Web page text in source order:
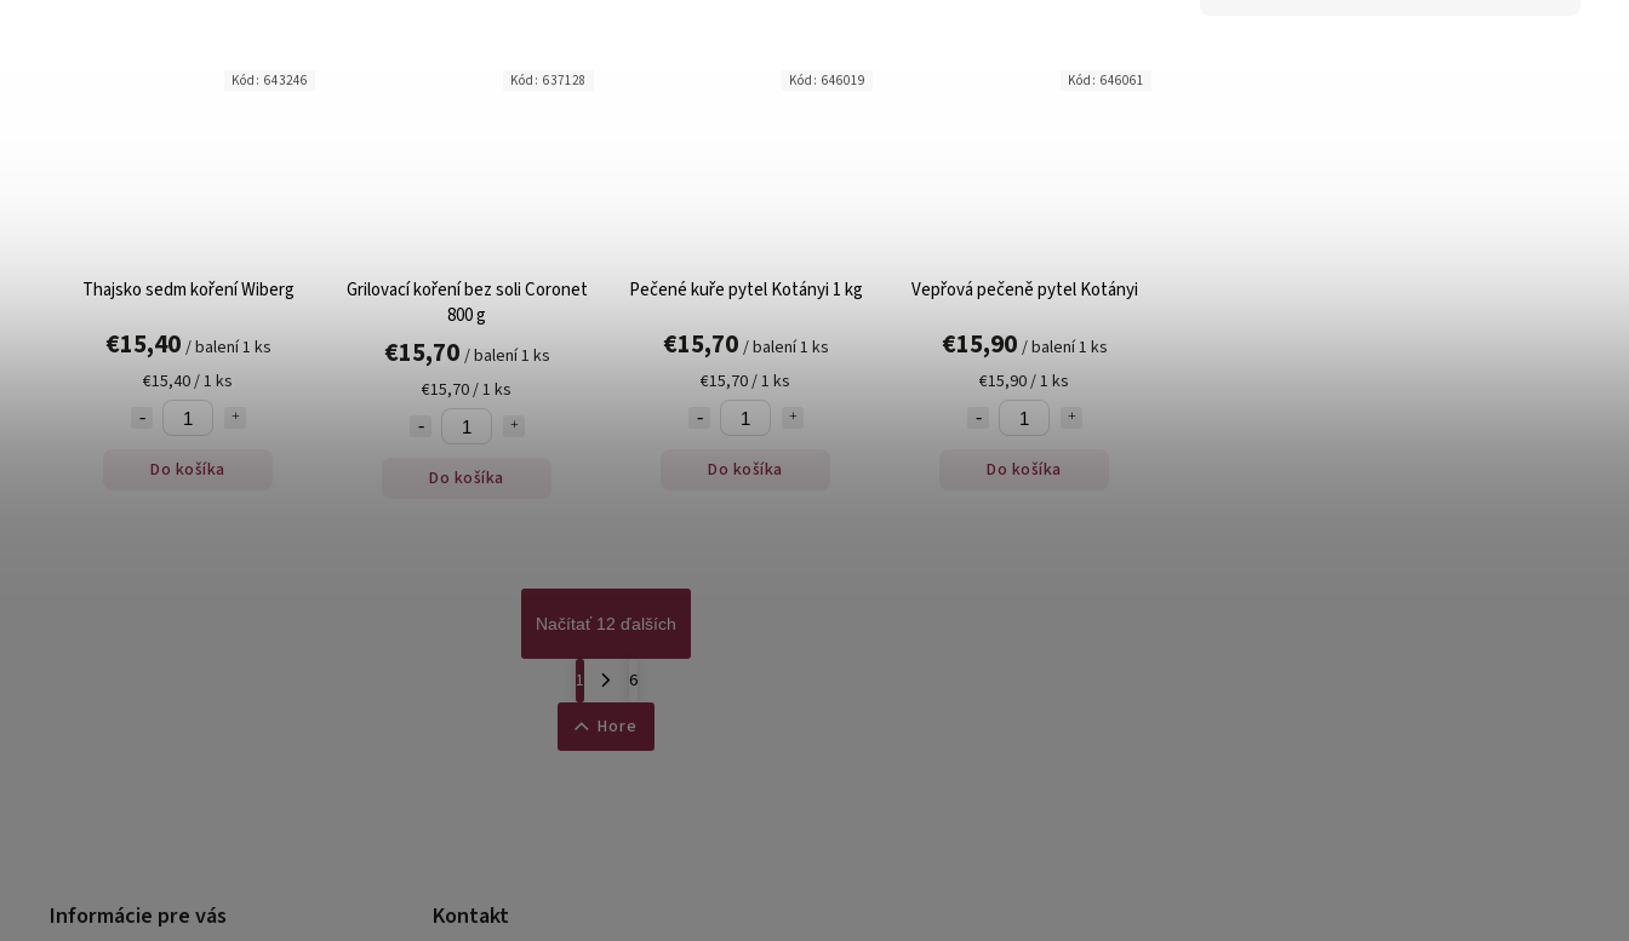
Thajsko sedm koření Wiberg
€15,40 / balení 1 ks
€15,40 / 1 ks
Do košíka
Kód: 643246
Grilovací koření bez soli Coronet
800 g
€15,70 / balení 1 ks
€15,70 / 1 ks
Do košíka
Kód: 637128
Pečené kuře pytel Kotányi 1 kg
€15,70 / balení 1 ks
€15,70 / 1 ks
Do košíka
Kód: 646019
Vepřová pečeně pytel Kotányi
€15,90 / balení 1 ks
€15,90 / 1 ks
Do košíka
Kód: 646061
Načítať 12 ďalších
1
6
Hore
Informácie pre vás Kontakt